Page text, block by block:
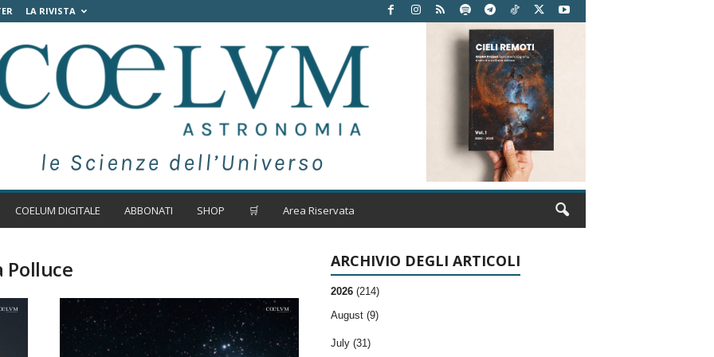
LA RIVISTA
COELUM DIGITALE ABBONATI SHOP 🛒 Area Riservata
Polluce ARCHIVIO DEGLI ARTICOLI
2026 (214)
August (9)
July (31)